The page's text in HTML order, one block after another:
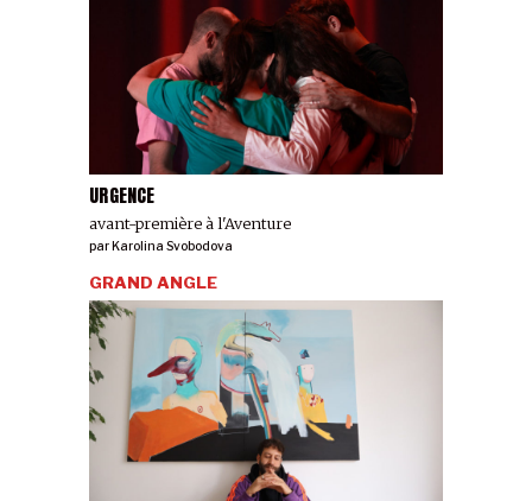
URGENCE
avant-première à l'Aventure
parKarolina Svobodova
GRAND ANGLE